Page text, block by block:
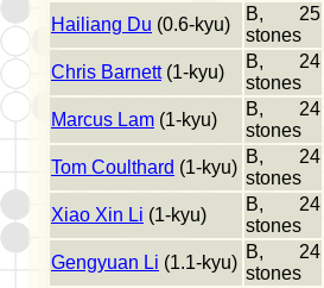
Hailiang Du (0.6-kyu)
B, 25
stones
Chris Barnett(1-kyu)
B, 24
stones
Marcus Lam (1-kyu)
B, 24
stones
Tom Coulthard (1-kyu)
B, 24
stones
Xiao Xin Li (1-kyu)
B, 24
stones
Gengyuan Li (1.1-kyu)
B, 24
stones